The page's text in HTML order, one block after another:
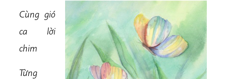
Cùng gió
ca lời
chim
Từng